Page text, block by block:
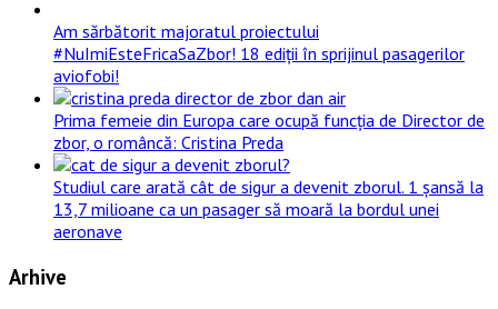
Am sărbătorit majoratul proiectului
#NuImiEsteFricaSaZbor! 18 ediții în sprijinul pasagerilor
aviofobi!
Prima femeie din Europa care ocupă funcția de Director de
zbor, o româncă: Cristina Preda
Studiul care arată cât de sigur a devenit zborul. 1 șansă la
13,7 milioane ca un pasager să moară la bordul unei
aeronave
Arhive